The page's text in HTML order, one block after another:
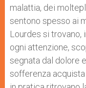
malattia, dei
sentono spesso ai
Lourdes si trovano,
ogni attenzione,
segnata dal dolore
sofferenza